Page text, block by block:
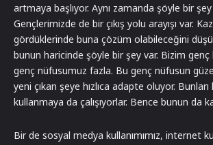
artmaya başlıyor. Aynı zamanda şöyle bir şey
Gençlerimizde de bir çıkış yolu arayışı var.
gördüklerinde buna çözüm olabileceğini
bunun haricinde şöyle bir şey var. Bizim
genç nüfusumuz fazla. Bu genç nüfusun
yeni çıkan şeye hızlıca adapte oluyor.
kullanmaya da çalışıyorlar. Bence bunun da
Bir de sosyal medya kullanımımız, internet